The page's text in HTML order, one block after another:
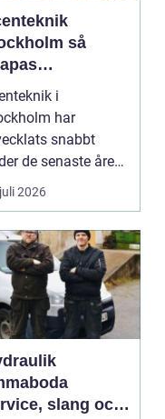
så
på
i
har
snabbt
de senaste åren.
förväntar sig i
mer...
2026
slang och